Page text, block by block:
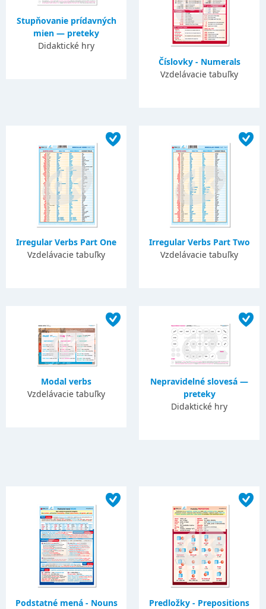
Stupňovanie prídavných
mien — preteky
Didaktické hry
Číslovky - Numerals
Vzdelávacie tabuľky
Irregular Verbs Part One
Vzdelávacie tabuľky
Irregular Verbs Part Two
Vzdelávacie tabuľky
Modal verbs
Vzdelávacie tabuľky
Nepravidelné slovesá —
preteky
Didaktické hry
Podstatné mená - Nouns
Predložky - Prepositions